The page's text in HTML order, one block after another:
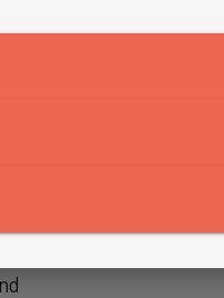
die
und